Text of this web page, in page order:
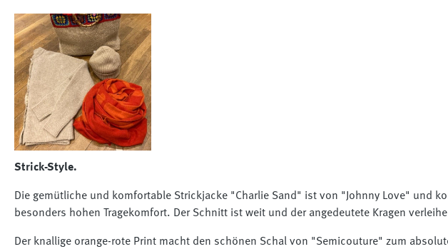
Strick-Style.
Die gemütliche und komfortable Strickjacke "Charlie Sand" ist von "Johnny Love" und
besonders hohen Tragekomfort. Der Schnitt ist weit und der angedeutete Kragen
Der knallige orange-rote Print macht den schönen Schal von "Semicouture" zum